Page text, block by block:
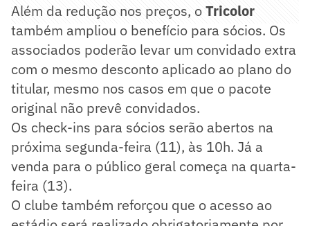
Além da redução nos preços, oTricolor
também ampliou o benefício para sócios. Os
associados poderão levar um convidado extra
com o mesmo desconto aplicado ao plano do
titular, mesmo nos casos em que o pacote
original não prevê convidados.
Os check-ins para sócios serão abertos na
próxima segunda-feira (11), às 10h. Já a
venda para o público geral começa na quarta-
feira (13).
O clube também reforçou que o acesso ao